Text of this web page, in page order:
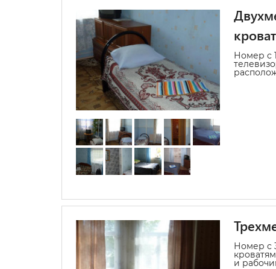
Номер с
Номер с
и